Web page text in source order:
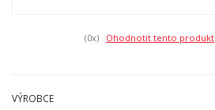
(0x) Ohodnotit tento produkt
VÝROBCE